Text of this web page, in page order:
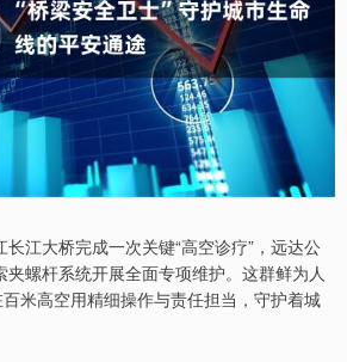
江大桥完成一次关键“高空诊疗”，远达公
螺杆系统开展全面专项维护。这群鲜为人
米高空用精细操作与责任担当，守护着城